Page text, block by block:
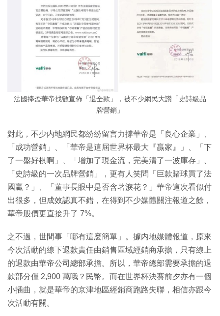
法國捧盃華帝找數宣佈「退全款」，被不少網民大讚「史詩級品
牌營銷」
對此，不少内地網民都紛紛留言力撐華帝是「良心企業」、
「成功營銷」、「華帝是這屆世界杯最大『贏家』」、「下
了一盤好棋啊」、「增加了現金流，完美清了一波庫存」、
「史詩級的一次品牌營銷」，更有人笑問「巨款賭球買了法
國贏？」、「董事長眼中是否含著淚花？」華帝這次看似付
出很多，但成效認真不錯，在得到不少媒體關注報道之餘，
華帝股價更直接升了 7%。
之不過，世間事「哪有這麽簡單」。據内地媒體報道，原來
今次活動的線下退款責任由銷售區域經銷商承擔，只有線上
的退款由華帝公司總部承擔。所以，華帝總部需要承擔的退
款部分僅 2,900 萬哦？民幣。而在世界杯決賽前夕亦有一個
小插曲，就是華帝的京津地區經銷商跑路失聯，相信亦跟今
次活動有關。